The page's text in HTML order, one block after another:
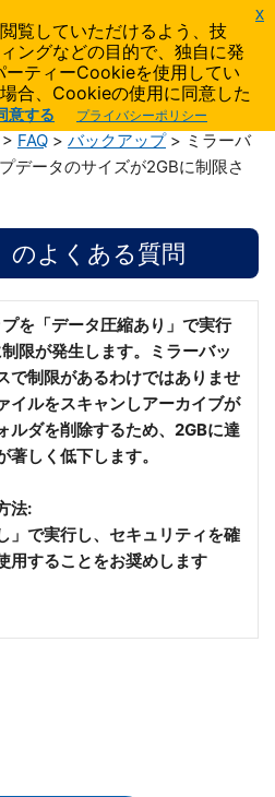
> FAQ > バックアップ> ミラーバ
データのサイズが2GBに制限さ
のよくある質問
を「データ圧縮あり」で実行
限が発生します。ミラーバッ
で制限があるわけではありませ
イルをスキャンしアーカイブが
ルダを削除するため、2GBに達
しく低下します。
法:
」で実行し、セキュリティを確
用することをお奨めします
覧していただけるよう、技
ングなどの目的で、独自に発
ティーCookieを使用してい
合、Cookieの使用に同意した
意する プライバシーポリシー
x